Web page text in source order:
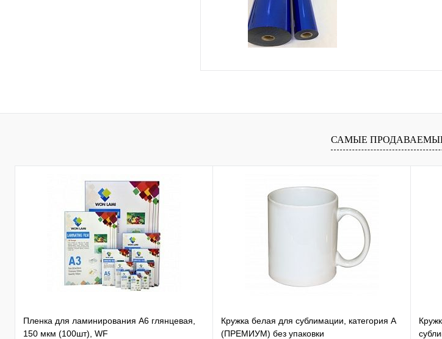
САМЫЕ
Пленка для ламинирования А6 глянцевая,
150 мкм (100шт), WF
Кружка белая для сублимации, категория А
(ПРЕМИУМ) без упаковки